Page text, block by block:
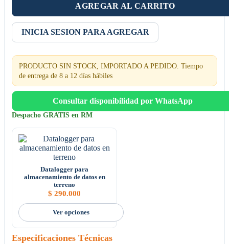
AGREGAR AL CARRITO
INICIA SESION PARA AGREGAR
PRODUCTO SIN STOCK, IMPORTADO A PEDIDO. Tiempo
de entrega de 8 a 12 días hábiles
Consultar disponibilidad por WhatsApp
Despacho GRATIS en RM
Datalogger para
almacenamiento de datos en
terreno
$ 290.000
Ver opciones
Especificaciones Técnicas